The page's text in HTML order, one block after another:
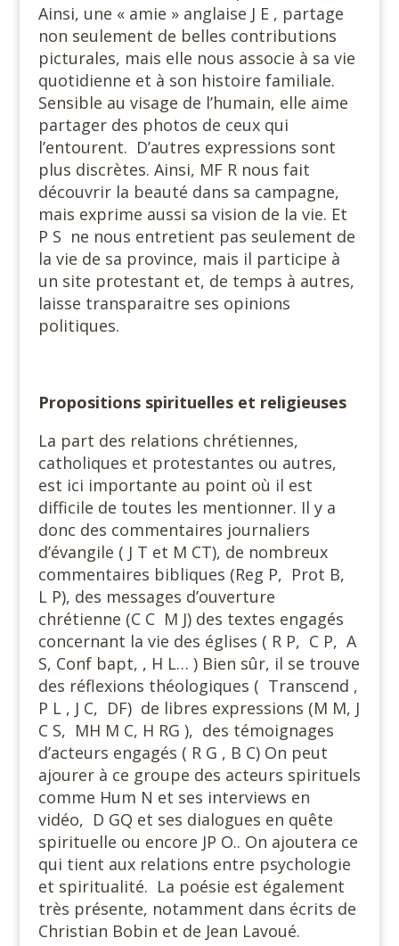
Ainsi, une « amie » anglaise J E , partage
non seulement de belles contributions
picturales, mais elle nous associe à sa vie
quotidienne et à son histoire familiale.
Sensible au visage de l’humain, elle aime
partager des photos de ceux qui
l’entourent. D’autres expressions sont
plus discrètes. Ainsi, MF R nous fait
découvrir la beauté dans sa campagne,
mais exprime aussi sa vision de la vie. Et
P S ne nous entretient pas seulement de
la vie de sa province, mais il participe à
un site protestant et, de temps à autres,
laisse transparaitre ses opinions
politiques.
Propositions spirituelles et religieuses
La part des relations chrétiennes,
catholiques et protestantes ou autres,
est ici importante au point où il est
difficile de toutes les mentionner. Il y a
donc des commentaires journaliers
d’évangile ( J T et M CT), de nombreux
commentaires bibliques (Reg P, Prot B,
L P), des messages d’ouverture
chrétienne (C C M J) des textes engagés
concernant la vie des églises ( R P, C P, A
S, Conf bapt, , H L… ) Bien sûr, il se trouve
des réflexions théologiques ( Transcend ,
P L , J C, DF) de libres expressions (M M, J
C S, MH M C, H RG ), des témoignages
d’acteurs engagés ( R G , B C) On peut
ajourer à ce groupe des acteurs spirituels
comme Hum N et ses interviews en
vidéo, D GQ et ses dialogues en quête
spirituelle ou encore JP O.. On ajoutera ce
qui tient aux relations entre psychologie
et spiritualité. La poésie est également
très présente, notamment dans écrits de
Christian Bobin et de Jean Lavoué.